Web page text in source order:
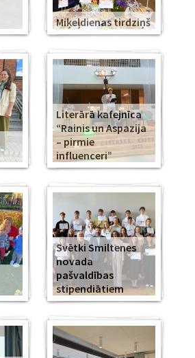
Miķeļdienas tirdziņš
Literārā kafejnīca
“Rainis un Aspazija
– pirmie
influenceri”
Svētki Smiltenes
novada
pašvaldības
stipendiātiem